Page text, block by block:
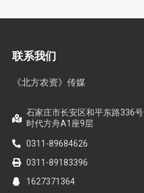
联系我们
《北方农资》传媒
石家庄市长安区和平东路336号
时代方舟A1座9层
0311-89684626
0311-89183396
1627371364